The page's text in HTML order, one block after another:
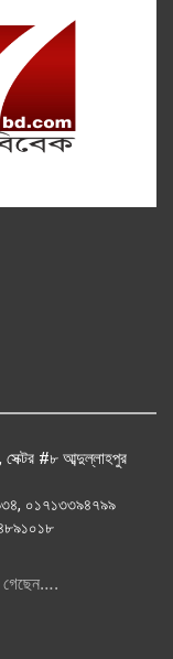
#৮ আব্দুল্লাহপুর
০১৭১৩৩৯৪৭৯৯